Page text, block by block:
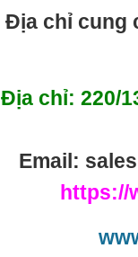
Địa chỉ cung
Địa chỉ:220/
Email:
https://